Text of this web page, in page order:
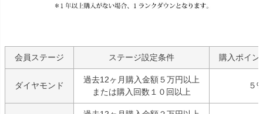
会員ステージ ステージ設定条件 購入ポイン
ダイヤモンド
過去12ヶ月購入金額５万円以上
または購入回数１０回以上
５%